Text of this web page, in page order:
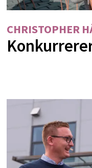
CHRISTOPHER